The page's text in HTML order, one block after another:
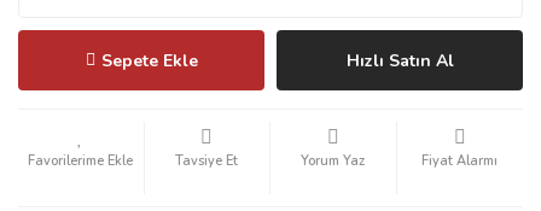
Sepete Ekle Hızlı Satın Al
Tavsiye Et Yorum Yaz Fiyat Alarmı